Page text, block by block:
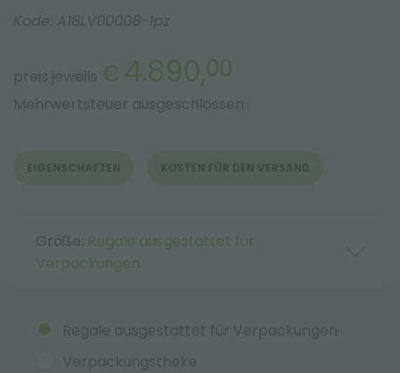
Kode: A18LV00008-1pz
preis jeweils € 4.890,00
Mehrwertsteuer ausgeschlossen
EIGENSCHAFTEN KOSTEN FÜR DEN VERSAND
Größe: Regale ausgestattet für
Verpackungen
Regale ausgestattet für Verpackungen
Verpackungstheke